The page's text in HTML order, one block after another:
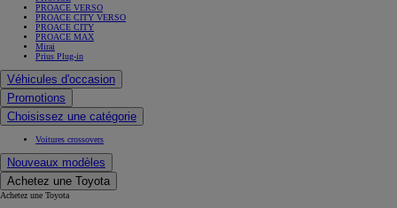
PROACE VERSO
PROACE CITY VERSO
PROACE CITY
PROACE MAX
Mirai
Prius Plug-in
Véhicules d'occasion
Promotions
Choisissez une catégorie
Voitures crossovers
Nouveaux modèles
Achetez une Toyota
Achetez une Toyota